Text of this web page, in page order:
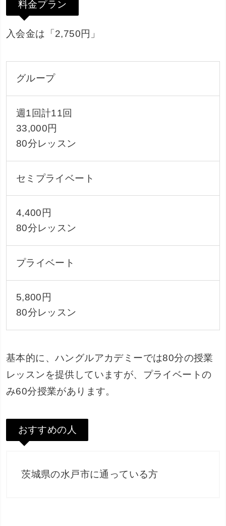
料金プラン
入会金は「2,750円」
グループ
週1回計11回
33,000円
80分レッスン
セミプライベート
4,400円
80分レッスン
プライベート
5,800円
80分レッスン
基本的に、ハングルアカデミーでは80分の授業
レッスンを提供していますが、プライベートの
み60分授業があります。
おすすめの人
茨城県の水戸市に通っている方